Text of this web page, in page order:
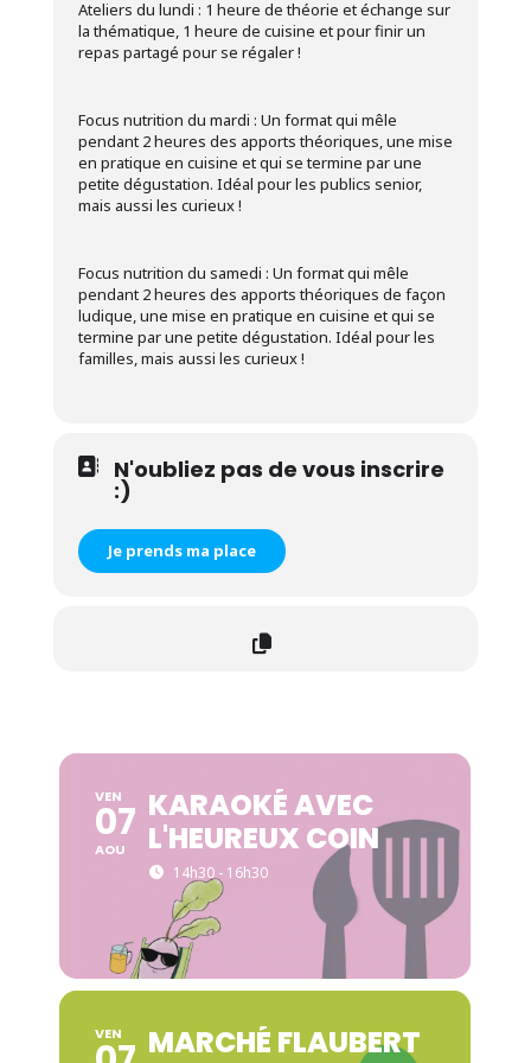
Ateliers du lundi : 1 heure de théorie et échange sur
la thématique, 1 heure de cuisine et pour finir un
repas partagé pour se régaler !
Focus nutrition du mardi : Un format qui mêle
pendant 2 heures des apports théoriques, une mise
en pratique en cuisine et qui se termine par une
petite dégustation. Idéal pour les publics senior,
mais aussi les curieux !
Focus nutrition du samedi : Un format qui mêle
pendant 2 heures des apports théoriques de façon
ludique, une mise en pratique en cuisine et qui se
termine par une petite dégustation. Idéal pour les
familles, mais aussi les curieux !
N'oubliez pas de vous inscrire
:)
Je prends ma place
VEN
07
AOU
KARAOKÉ AVEC
L'HEUREUX COIN
14h30 - 16h30
VEN MARCHÉ FLAUBERT